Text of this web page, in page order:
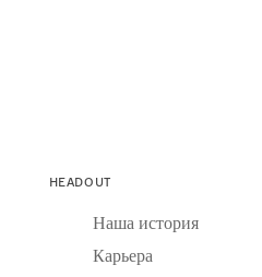
HEADOUT
Наша история
Карьера